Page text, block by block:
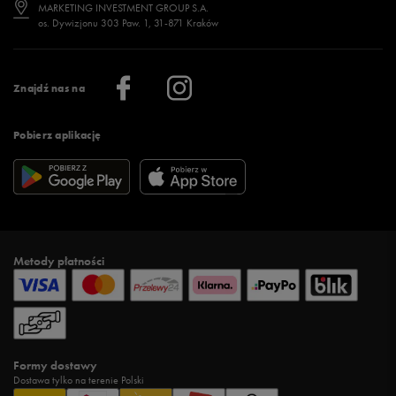
Znajdź nas na
Pobierz aplikację
Regulamin sklepu 50 style
Regulamin aplikacji 50 style
Więcej regulaminów >
Więcej >
Klub 50 style
Praca
Informacje o firmie
MARKETING INVESTMENT GROUP S.A.
os. Dywizjonu 303 Paw. 1, 31-871 Kraków
Metody płatności
Formy dostawy
Dostawa tylko na terenie Polski